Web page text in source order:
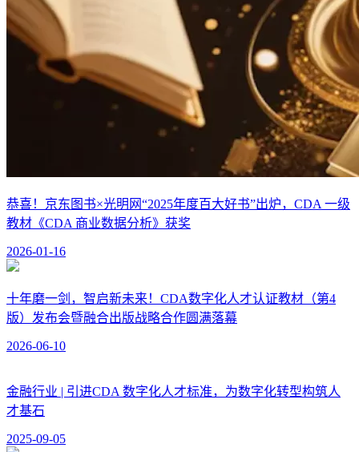
恭喜！京东图书×光明网“2025年度百大好书”出炉，CDA 一级
教材《CDA 商业数据分析》获奖
2026-01-16
十年磨一剑，智启新未来！CDA数字化人才认证教材（第4
版）发布会暨融合出版战略合作圆满落幕
2026-06-10
金融行业 | 引进CDA 数字化人才标准，为数字化转型构筑人
才基石
2025-09-05